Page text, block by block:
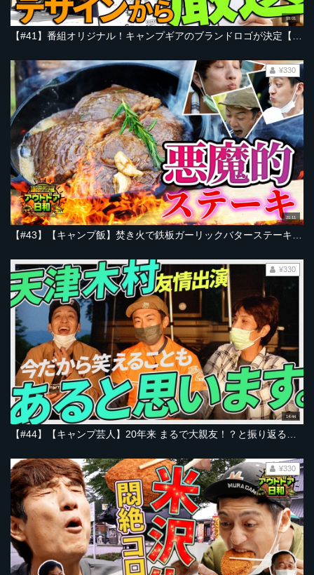
18:01
21:11
¥330
14:44
¥330
¥330